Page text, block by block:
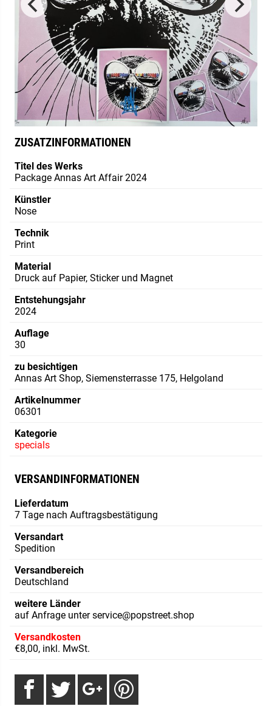
ZUSATZINFORMATIONEN
Titel des Werks
Package Annas Art Affair 2024
Künstler
Nose
Technik
Print
Material
Druck auf Papier, Sticker und Magnet
Entstehungsjahr
2024
Auflage
30
zu besichtigen
Annas Art Shop, Siemensterrasse 175, Helgoland
Artikelnummer
06301
Kategorie
specials
VERSANDINFORMATIONEN
Lieferdatum
7 Tage nach Auftragsbestätigung
Versandart
Spedition
Versandbereich
Deutschland
weitere Länder
auf Anfrage unter service@popstreet.shop
Versandkosten
€8,00, inkl. MwSt.